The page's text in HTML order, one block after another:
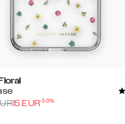
15 EUR-50%